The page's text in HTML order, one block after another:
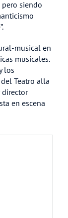
siendo
musical en
musicales.
los
Teatro alla
director
en escena